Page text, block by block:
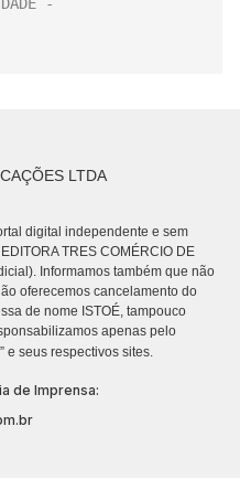
LTDA
digital independente e sem
TRES COMÉRCIO DE
Informamos também que não
oferecemos cancelamento do
de nome ISTOÉ, tampouco
apenas pelo
” e seus respectivos sites.
de Imprensa: